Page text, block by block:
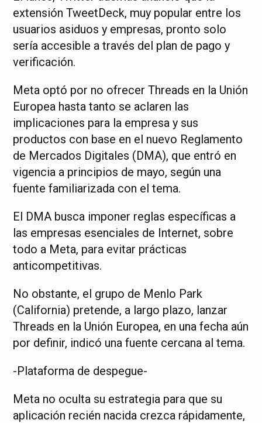
extensión TweetDeck, muy popular entre los
usuarios asiduos y empresas, pronto solo
sería accesible a través del plan de pago y
verificación.
Meta optó por no ofrecer Threads en la Unión
Europea hasta tanto se aclaren las
implicaciones para la empresa y sus
productos con base en el nuevo Reglamento
de Mercados Digitales (DMA), que entró en
vigencia a principios de mayo, según una
fuente familiarizada con el tema.
El DMA busca imponer reglas específicas a
las empresas esenciales de Internet, sobre
todo a Meta, para evitar prácticas
anticompetitivas.
No obstante, el grupo de Menlo Park
(California) pretende, a largo plazo, lanzar
Threads en la Unión Europea, en una fecha aún
por definir, indicó una fuente cercana al tema.
-Plataforma de despegue-
Meta no oculta su estrategia para que su
aplicación recién nacida crezca rápidamente,